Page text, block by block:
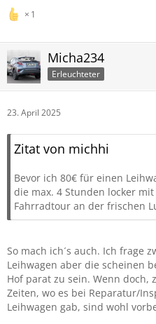
1
Micha234
Erleuchteter
23. April 2025
Zitat von michhi
Bevor ich 80€ für einen
die max. 4 Stunden locker
Fahrradtour an der frischen
So mach ich´s auch. Ich frage
Leihwagen aber die scheinen
Hof parat zu sein. Wenn doch,
Zeiten, wo es bei Reparatur/
Leihwagen gab, sind wohl